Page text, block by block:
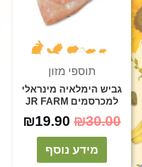
תוספי מזון
גביש הימלאיה מינראלי
למכרסמים JR FARM
₪30.00
₪19.90
מידע נוסף